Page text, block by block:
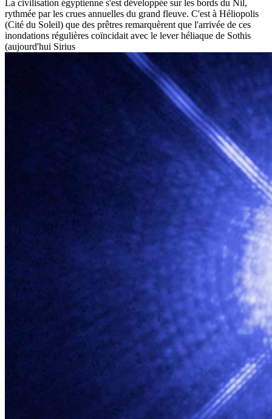
La civilisation égyptienne s'est développée sur les bords du Nil,
rythmée par les crues annuelles du grand fleuve. C'est à Héliopolis
(Cité du Soleil) que des prêtres remarquèrent que l'arrivée de ces
inondations régulières coïncidait avec le lever héliaque de Sothis
(aujourd'hui Sirius